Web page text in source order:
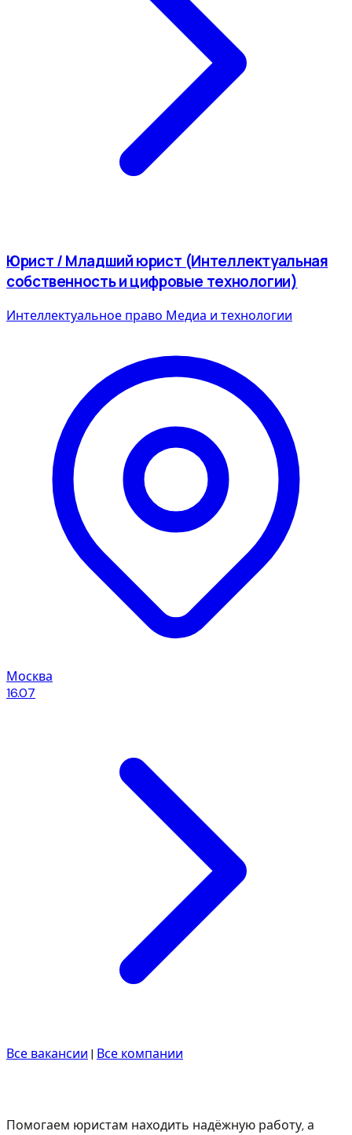
Юрист / Младший юрист (Интеллектуальная
собственность и цифровые технологии)
Интеллектуальное право Медиа и технологии
Москва
16.07
Все вакансии | Все компании
Помогаем юристам находить надёжную работу, а